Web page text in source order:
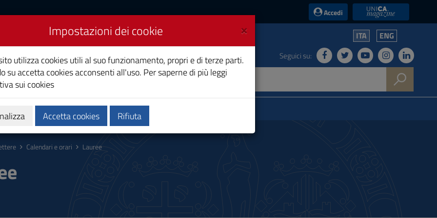
Accedi UniCA News
ITA ENG
Seguici su:
Calendari e orari Qualità e miglioramento
Calendari e orari Lauree
×
Impostazioni dei cookie
utilizza cookies utili al suo funzionamento, propri e di terze parti.
su accetta cookies acconsenti all'uso. Per saperne di più leggi
sui cookies
Accetta cookies Rifiuta